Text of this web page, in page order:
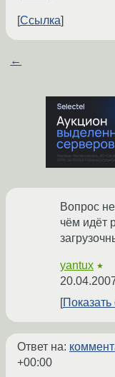
Ссылка
←
Вопрос
чём идёт
yantux ★
Показать
Ответ на:
+00:00